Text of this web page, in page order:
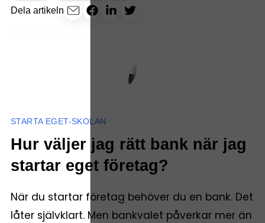
Dela artikeln
STARTA EGET-SKOLAN
Hur väljer jag rätt bank när jag
startar eget företag?
När du startar företag behöver du en bank. Det
låter självklart. Men bankvalet påverkar mer än